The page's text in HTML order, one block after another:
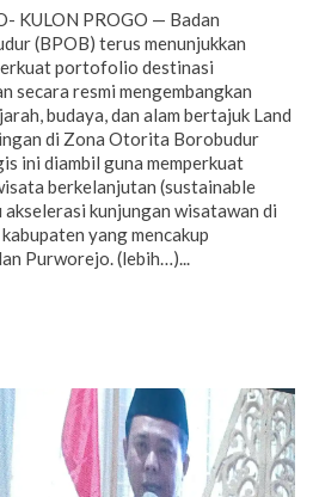
KULON PROGO — Badan
(BPOB) terus menunjukkan
portofolio destinasi
secara resmi mengembangkan
budaya, dan alam bertajuk Land
di Zona Otorita Borobudur
ini diambil guna memperkuat
berkelanjutan (sustainable
kunjungan wisatawan di
yang mencakup
Purworejo. (lebih…)...